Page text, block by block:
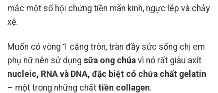
mắc một số hội chứng tiền mãn kinh, ngực lép và chảy
xệ.
Muốn có vòng 1 căng tròn, tràn đầy sức sống chị em
phụ nữ nên sử dụng sữa ong chúa vì nó rất giàu axít
nucleic, RNA và DNA, đặc biệt có chứa chất gelatin
– một trong những chất tiền collagen.